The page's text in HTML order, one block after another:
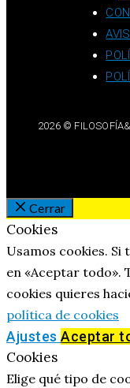
2026 ©
Cerrar
Cookies
Usamos cookies. Si
en «Aceptar todo».
cookies quieres
política de cookies
Ajustes Aceptar
Cookies
Elige qué tipo de